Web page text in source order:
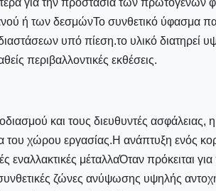
για την προστασία των πρωτογενών
ή των δεσμώνΤο συνθετικό ύφασμα
υπό πίεση.το υλικό
περιβαλλοντικές εκθέσεις.
και τους διευθυντές ασφάλειας,
του χώρου εργασίας.Η ανάπτυξη ενός
εναλλακτικές μέταλλαΌταν
ζώνες ανύψωσης υψηλής